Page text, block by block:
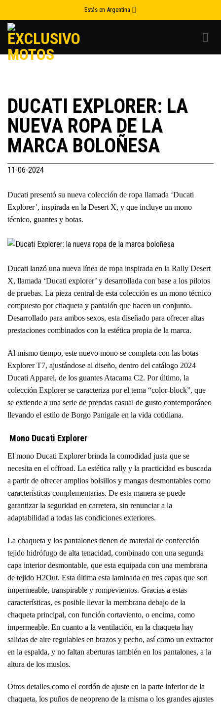
to
content
Estás en Argentina
DUCATI EXPLORER: LA
NUEVA ROPA DE LA
MARCA BOLOÑESA
11-06-2024
Ducati presentó su nueva colección de ropa llamada ‘Ducati
Explorer’, inspirada en la Desert X, y que incluye un mono
técnico, guantes y botas.
Ducati lanzó una nueva línea de ropa inspirada en la Rally Desert
X, llamada ‘Ducati explorer’ y desarrollada con base a los pilotos
de pruebas. La pieza central de esta colección es un mono técnico
compuesto por chaqueta y pantalón que hacen un conjunto.
Desarrollado para ambos sexos, esta diseñado para ofrecer altas
prestaciones combinados con la estética propia de la marca.
Al mismo tiempo, este nuevo mono se completa con las botas
Explorer T7, ajustándose al diseño, dentro del catálogo 2024
Ducati Apparel, de los guantes Atacama C2. Por último, la
colección Explorer se caracteriza por el tema “color-block”, que
se extiende a una serie de prendas casual de gusto contemporáneo
llevando el estilo de Borgo Panigale en la vida cotidiana.
Mono Ducati Explorer
El mono Ducati Explorer brinda la comodidad justa que se
necesita en el offroad. La estética rally y la practicidad es buscada
a partir de ofrecer amplios bolsillos y mangas desmontables como
características complementarias. De esta manera se puede
garantizar la seguridad en carretera, sin renunciar a la
adaptabilidad a todas las condiciones exteriores.
La chaqueta y los pantalones tienen de material de confección
tejido hidrófugo de alta tenacidad, combinado con una segunda
capa interior desmontable, que esta equipada con una membrana
de tejido H2Out. Esta última esta laminada en tres capas que son
impermeable, transpirable y rompevientos. Gracias a estas
características, es posible llevar la membrana debajo de la
chaqueta principal, con función cortaviento, o encima, como
impermeable. En cuanto a la ventilación, en la chaqueta hay
salidas de aire regulables en brazos y pecho, así como un extractor
en la espalda, y no faltan aberturas también en los pantalones, a la
altura de los muslos.
Otros detalles como el cordón de ajuste en la parte inferior de la
chaqueta, los puños de neopreno de la misma o los grandes ajustes